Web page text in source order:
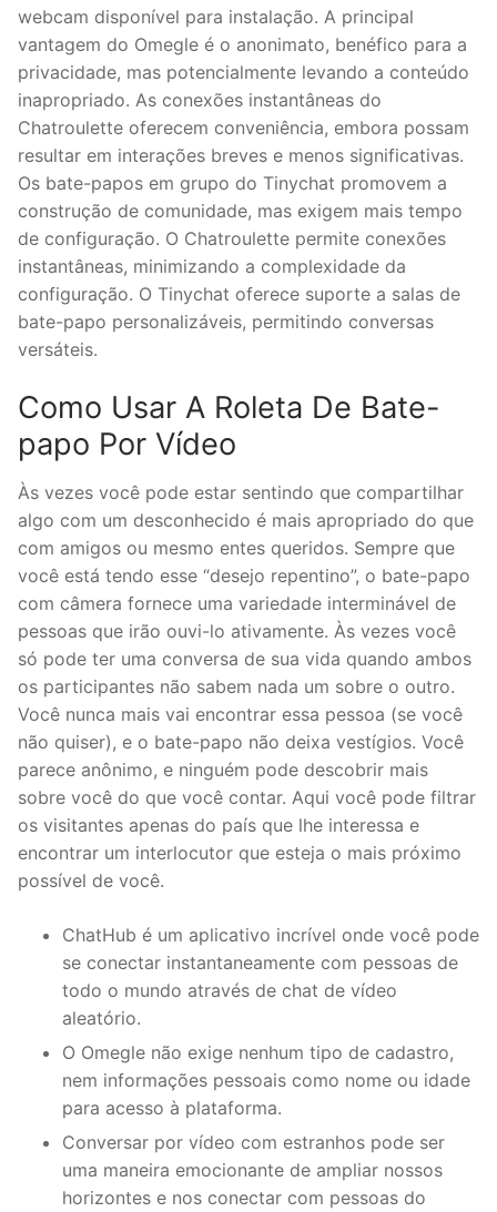
webcam disponível para instalação. A principal
vantagem do Omegle é o anonimato, benéfico para a
privacidade, mas potencialmente levando a conteúdo
inapropriado. As conexões instantâneas do
Chatroulette oferecem conveniência, embora possam
resultar em interações breves e menos significativas.
Os bate-papos em grupo do Tinychat promovem a
construção de comunidade, mas exigem mais tempo
de configuração. O Chatroulette permite conexões
instantâneas, minimizando a complexidade da
configuração. O Tinychat oferece suporte a salas de
bate-papo personalizáveis, permitindo conversas
versáteis.
Como Usar A Roleta De Bate-
papo Por Vídeo
Às vezes você pode estar sentindo que compartilhar
algo com um desconhecido é mais apropriado do que
com amigos ou mesmo entes queridos. Sempre que
você está tendo esse “desejo repentino”, o bate-papo
com câmera fornece uma variedade interminável de
pessoas que irão ouvi-lo ativamente. Às vezes você
só pode ter uma conversa de sua vida quando ambos
os participantes não sabem nada um sobre o outro.
Você nunca mais vai encontrar essa pessoa (se você
não quiser), e o bate-papo não deixa vestígios. Você
parece anônimo, e ninguém pode descobrir mais
sobre você do que você contar. Aqui você pode filtrar
os visitantes apenas do país que lhe interessa e
encontrar um interlocutor que esteja o mais próximo
possível de você.
ChatHub é um aplicativo incrível onde você pode
se conectar instantaneamente com pessoas de
todo o mundo através de chat de vídeo
aleatório.
O Omegle não exige nenhum tipo de cadastro,
nem informações pessoais como nome ou idade
para acesso à plataforma.
Conversar por vídeo com estranhos pode ser
uma maneira emocionante de ampliar nossos
horizontes e nos conectar com pessoas do